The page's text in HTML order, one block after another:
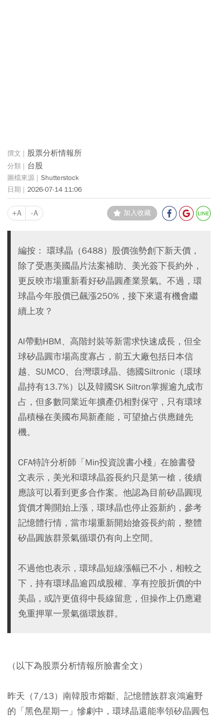
股票分析情報所
台股
Shutterstock
2026-07-14 11:06
+A -A 加入收藏
編按： 環球晶（6488）股價強勢創下新天價，
除了受惠美國晶片法案補助、美光簽下長約外，
更反映市場重新看好矽晶圓產業景氣。不過，環
球晶今年股價已飆漲250%，接下來還有機會繼
續上攻？
AI帶動HBM、高階封裝等新需求快速成長，但全
球矽晶圓市場高度寡占，前五大廠包括日本信
越、SUMCO、台灣環球晶、德國Siltronic（環球
晶持有13.7%）以及韓國SK Siltron掌握逾九成市
占，但多數同業近年擴產仍相對保守，只有環球
晶積極在美國布局新產能，可望搶占供應鏈先
機。
CFA特許分析師「Min投資說書小棧」在臉書發
文表示，美光和環球晶簽長約只是第一槍，後續
應該可以看到更多合作案。他認為目前矽晶圓現
貨價才剛開始上漲，環球晶也停止簽新約，參考
記憶體行情，當市場重新開始搶簽長約前，整體
矽晶圓族群景氣循環仍有向上空間。
不過他也表示，環球晶短線漲幅已不小，相較之
下，持有環球晶逾四成股權、享有控股折價的中
美晶，或許更值得中長線留意，但操作上仍應避
免重押單一景氣循環族群。
（以下為股票分析情報所臉書全文）
昨天（7/13）南韓股市熔斷、記憶體族群哀鴻遍野
的「黑色星期一」慘劇中，環球晶還能率領矽晶圓包